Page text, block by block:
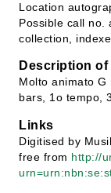
Location
Possible call no.
collection,
Description of
Molto animato
bars, 1o tempo,
Links
Digitised by
free from http://